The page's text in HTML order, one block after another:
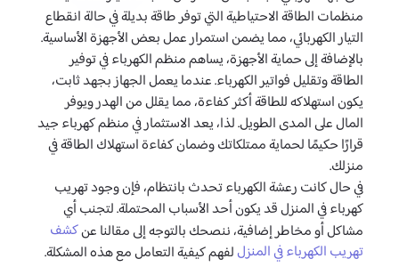
منظمات الطاقة الاحتياطية التي توفر طاقة بديلة في حالة انقطاع
التيار الكهربائي، مما يضمن استمرار عمل بعض الأجهزة الأساسية.
بالإضافة إلى حماية الأجهزة، يساهم منظم الكهرباء في توفير
الطاقة وتقليل فواتير الكهرباء. عندما يعمل الجهاز بجهد ثابت،
يكون استهلاكه للطاقة أكثر كفاءة، مما يقلل من الهدر ويوفر
المال على المدى الطويل. لذا، يعد الاستثمار في منظم كهرباء جيد
قرارًا حكيمًا لحماية ممتلكاتك وضمان كفاءة استهلاك الطاقة في
منزلك.
في حال كانت رعشة الكهرباء تحدث بانتظام، فإن وجود تهريب
كهرباء في المنزل قد يكون أحد الأسباب المحتملة. لتجنب أي
مشاكل أو مخاطر إضافية، ننصحك بالتوجه إلى مقالنا عنكشف
تهريب الكهرباء في المنزللفهم كيفية التعامل مع هذه المشكلة.